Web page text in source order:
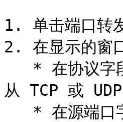
1. 单击端口转
2. 在显示的窗
从 TCP 或